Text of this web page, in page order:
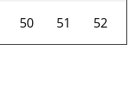
50 51 52